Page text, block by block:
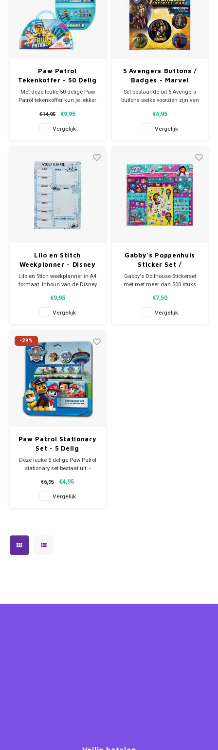
- gum.
Paw Patrol
Tekenkoffer - 50 Delig
Met deze leuke 50 delige Paw
Patrol tekenkoffer kun je lekker
Nickelodeon koffer is van
kunststof. Inhoud: - 12
tekstmarkers - 12 wasco krijtjes
€14,95 €9,95
Vergelijk
5 Avengers Buttons /
Badges - Marvel
Set bestaande uit 5 Avengers
buttons welke voorzien zijn van
Spiderman, de Hulk en iron
Man. Aan de achterkant van de
Marvel badges zit een speld
kunnen worden vastgemaak
€4,95
Vergelijk
Lilo en Stitch
Weekplanner - Disney
Lilo en Stich weekplanner in A4
formaat. Inhoud van de Disney
een week; dus voor het hele
jaar. Afmeting: ca 19 x 28 cm.
€9,95
Vergelijk
Gabby's Poppenhuis
Sticker Set /
Beloningsstickers
Gabby's Dollhouse Stickerset
met met meer dan 500 stuks
kattenvriendjes. De Gabby
Poppenhuis Super stickerset
bevat een vel stickerpapier, 2
€7,50
Vergelijk
-29%
Paw Patrol Stationary
Set - 5 Delig
Deze leuke 5 delige Paw Patrol
stationary set bestaat uit: -
lineaal - puntenslijper - potlood
Leuk 'back to school' item!
€6,95 €4,95
Vergelijk